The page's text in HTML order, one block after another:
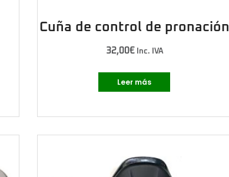
Cuña de control de pronación
32,00€Inc. IVA
Leer más